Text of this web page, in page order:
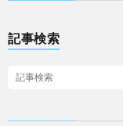
記事検索